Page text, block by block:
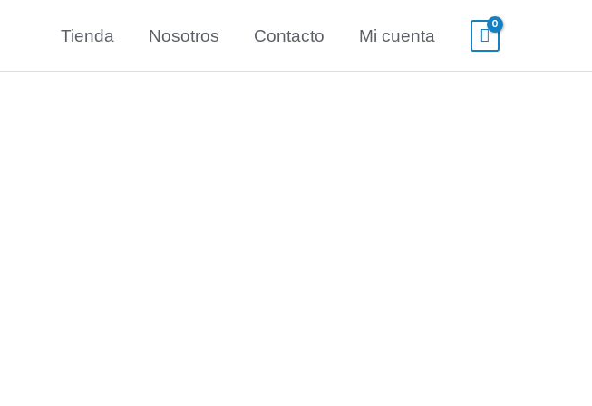
Tienda Nosotros Contacto Mi cuenta